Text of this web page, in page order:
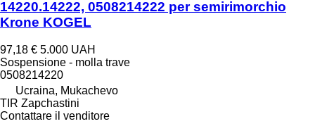
14220.14222, 0508214222 per semirimorchio
Krone KOGEL
97,18 € 5.000 UAH
Sospensione - molla trave
0508214220
Ucraina, Mukachevo
TIR Zapchastini
Contattare il venditore